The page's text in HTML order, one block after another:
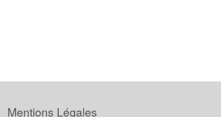
Mentions Légales